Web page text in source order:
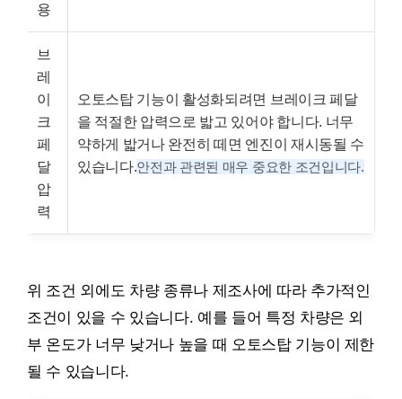
용
브
레
이
크
페
달
압
력
오토스탑 기능이 활성화되려면 브레이크 페달
을 적절한 압력으로 밟고 있어야 합니다. 너무
약하게 밟거나 완전히 떼면 엔진이 재시동될 수
있습니다.안전과 관련된 매우 중요한 조건입니다.
위 조건 외에도 차량 종류나 제조사에 따라 추가적인
조건이 있을 수 있습니다. 예를 들어 특정 차량은 외
부 온도가 너무 낮거나 높을 때 오토스탑 기능이 제한
될 수 있습니다.